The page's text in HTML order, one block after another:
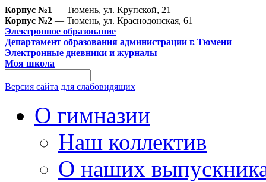
Корпус №1 — Тюмень, ул. Крупской, 21
Корпус №2 — Тюмень, ул. Краснодонская, 61
Электронное образование
Департамент образования администрации г. Тюмени
Электронные дневники и журналы
Моя школа
Версия сайта для слабовидящих
О гимназии
Наш коллектив
О наших